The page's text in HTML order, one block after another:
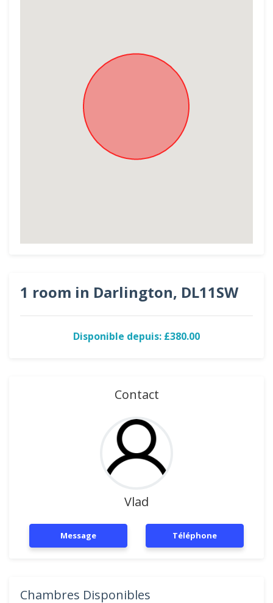
1 room in Darlington, DL11SW
Disponible depuis: £380.00
Contact
Vlad
Message Téléphone
Chambres Disponibles